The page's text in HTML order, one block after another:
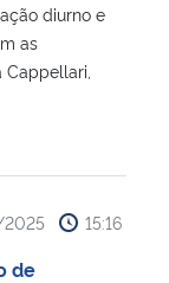
diurno e
as
15:16
de